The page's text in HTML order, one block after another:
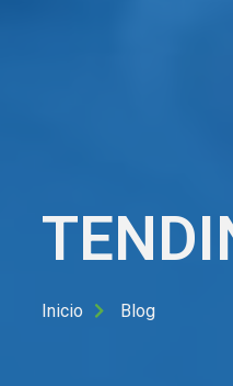
Inicio Blog